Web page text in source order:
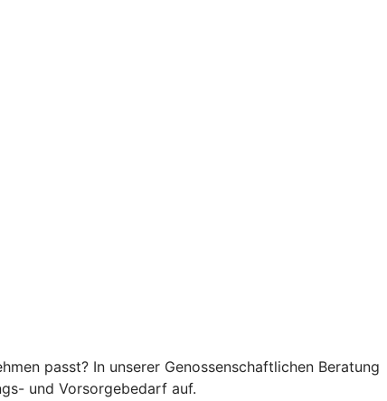
passt? In unserer Genossenschaftlichen Beratung
und Vorsorgebedarf auf.